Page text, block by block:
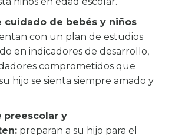
cuidado de bebés y niños
con un plan de estudios
en indicadores de desarrollo,
comprometidos que
hijo se sienta siempre amado y
preescolar y
preparan a su hijo para el